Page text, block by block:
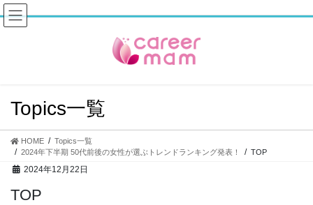
コ
ン
プ
ナ
ビ
動
Topics一覧
HOME
Topics一覧
2024年下半期 50代前後の女性が選ぶトレンドランキング発表！
TOP
2024年12月22日
TOP